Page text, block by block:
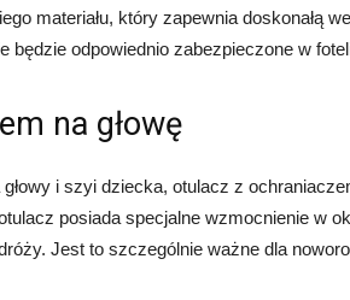
materiału, który zapewnia doskonałą
będzie odpowiednio zabezpieczone w
na głowę
i szyi dziecka, otulacz z
posiada specjalne wzmocnienie w
Jest to szczególnie ważne dla